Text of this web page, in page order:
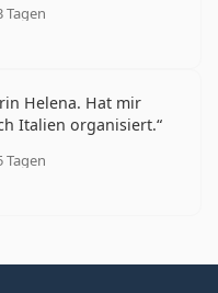
5 aus 5
Helena. Hat mir
Italien organisiert.
5 aus 5